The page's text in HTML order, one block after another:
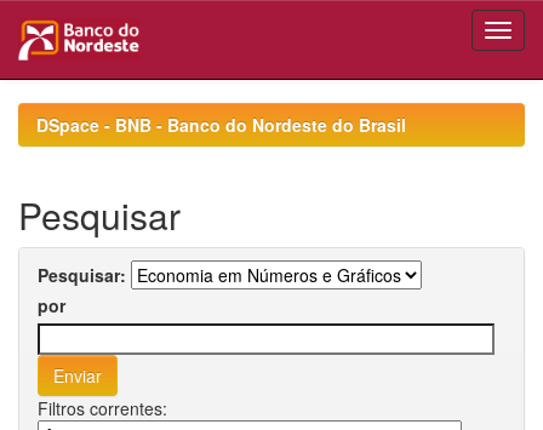
navigationDSpace - BNB - Banco do Nordeste do Brasil
Pesquisar
Pesquisar:
por
Filtros correntes: